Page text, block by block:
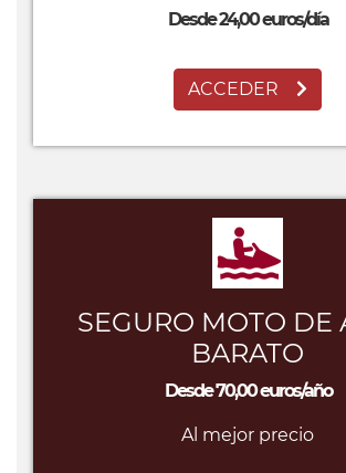
Desde 24,00 euros/día
ACCEDER
SEGURO MOTO DE
BARATO
Desde 70,00 euros/año
Al mejor precio